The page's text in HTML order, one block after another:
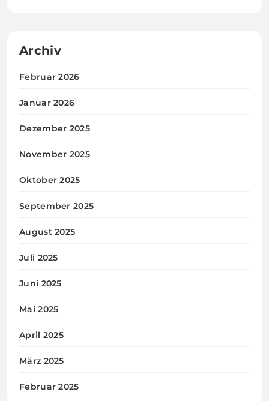
Archiv
Februar 2026
Januar 2026
Dezember 2025
November 2025
Oktober 2025
September 2025
August 2025
Juli 2025
Juni 2025
Mai 2025
April 2025
März 2025
Februar 2025